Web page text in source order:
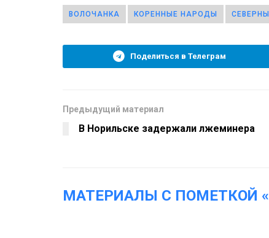
ВОЛОЧАНКА КОРЕННЫЕ НАРОДЫ
Поделиться в Телеграм
Предыдущий материал
В Норильске задержали лжеминера
МАТЕРИАЛЫ С ПОМЕТКОЙ